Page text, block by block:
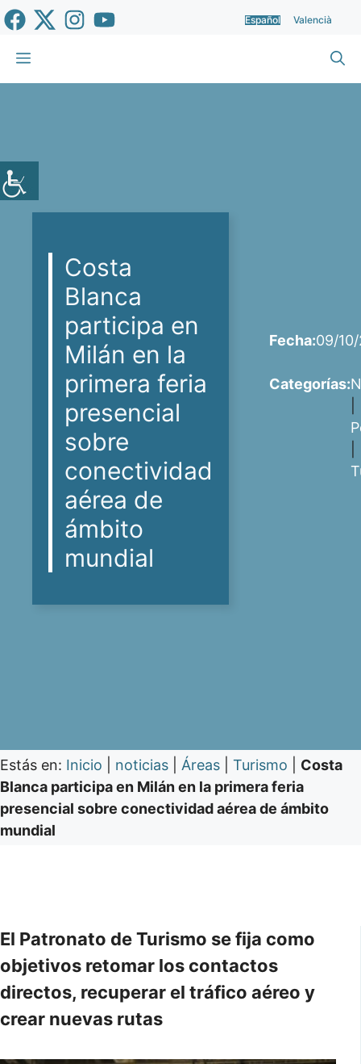
Saltar
al
contenido
Español Valencià
Menú
Costa
Blanca
participa en
Milán en la
primera feria
presencial
sobre
conectividad
aérea de
ámbito
mundial
Fecha:09/
Categorías:
Estás en: Inicio noticias Áreas Turismo
Costa
Blanca participa en Milán en la primera feria
presencial sobre conectividad aérea de ámbito
mundial
El Patronato de Turismo se fija como
objetivos retomar los contactos
directos, recuperar el tráfico aéreo y
crear nuevas rutas